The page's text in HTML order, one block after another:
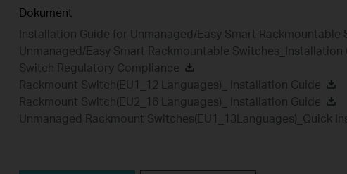
Dokument
Installation Guide for Unmanaged/Easy Smart Rackmountable
Unmanaged/Easy Smart Rackmountable Switches_Installation
Switch Regulatory Compliance
Rackmount Switch(EU1_12 Languages)_ Installation Guide
Rackmount Switch(EU2_16 Languages)_ Installation Guide
Unmanaged Rackmount Switches(EU1_13Languages)_Quick